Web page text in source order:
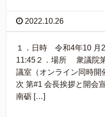
2022.10.26
１．日時 令和4年10 月
11:45２．場所 衆議院
議室（オンライン同時
次 第#1 会長挨拶と開会
南砺 […]